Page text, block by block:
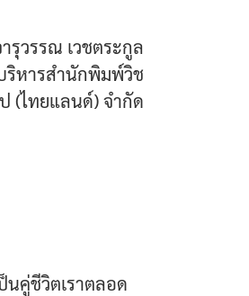
รุวรรณ เวชตระกูล
ริหารสำนักพิมพ์วิช
(ไทยแลนด์) จำกัด
นคู่ชีวิตเราตลอด